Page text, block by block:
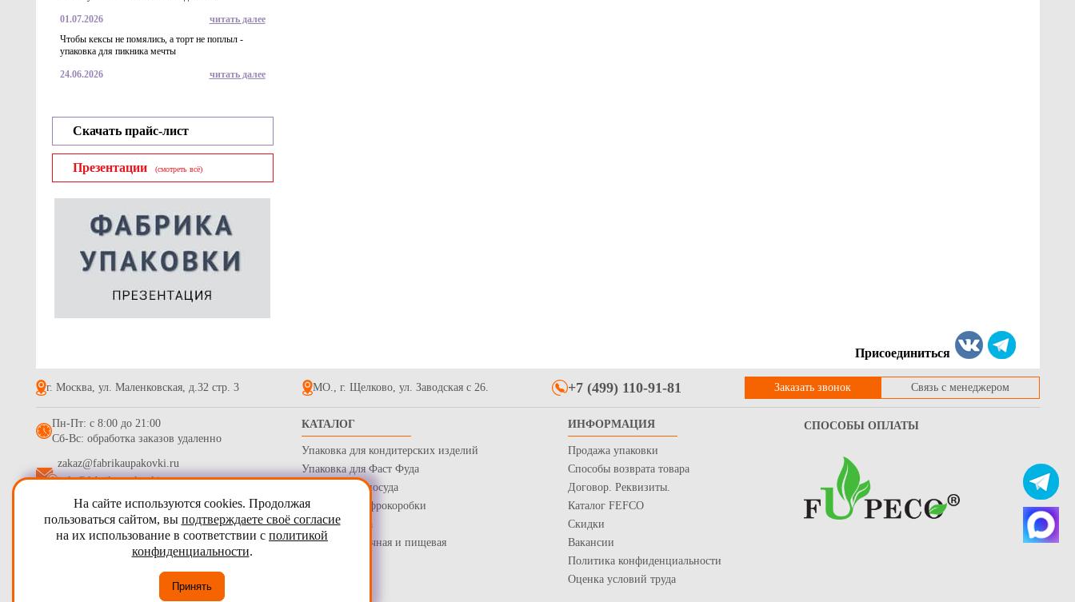
01.07.2026
читать далее
Чтобы кексы не помялись, а торт не поплыл -
упаковка для пикника мечты
24.06.2026 читать далее
Скачать прайс-лист
Презентации (смотреть всё)
Присоединиться
г. Москва, ул. Маленковская, д.32 стр. 3 МО., г. Щелково, ул. Заводская с 26. +7 (499) 110-91-81 Заказать звонок Связь с менеджером
Пн-Пт: с 8:00 до 21:00
Сб-Вс: обработка заказов удаленно
zakaz@fabrikaupakovki.ru
info@fabrikaupakovki.ru
2009 - 2026ПТП Фабрика Упаковки
Карта сайта
Согласие на обработку персональных данных
КАТАЛОГ
Упаковка для кондитерских изделий
Упаковка для Фаст Фуда
Одноразовая посуда
Гофротара, Гофрокоробки
Стрейч пленка
Бумага оберточная и пищевая
ИНФОРМАЦИЯ
Продажа упаковки
Способы возврата товара
Договор. Реквизиты.
Каталог FEFCO
Скидки
Вакансии
Политика конфиденциальности
Оценка условий труда
СПОСОБЫ ОПЛАТЫ
На сайте используются cookies. Продолжая
пользоваться сайтом, вы подтверждаете своё согласие
на их использование в соответствии с политикой
конфиденциальности.
Принять